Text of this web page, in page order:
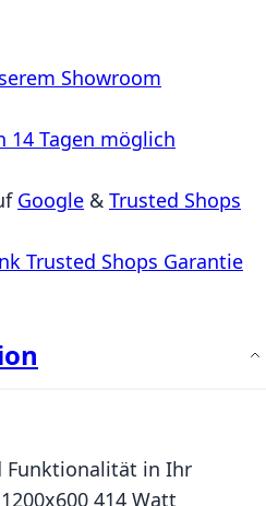
Showroom
14 Tagen möglich
Google & Trusted Shops
Trusted Shops Garantie
Funktionalität in Ihr
414 Watt